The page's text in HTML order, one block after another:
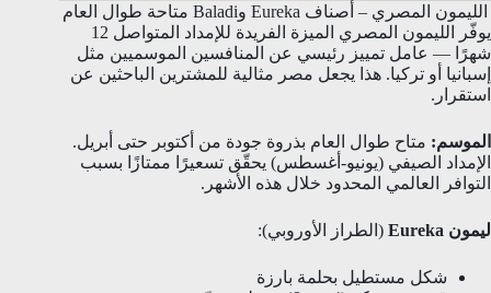
الليمون المصري – أصناف Eureka وBaladi متاحة طوال العام
يوفّر الليمون المصري الميزة الفريدة للإمداد المتواصل 12
شهرًا — عامل تمييز رئيسي عن المنافسين الموسميين مثل
إسبانيا أو تركيا. هذا يجعل مصر مثالية للمشترين الباحثين عن
استقرار.
الموسم: متاح طوال العام بذروة جودة من أكتوبر حتى أبريل.
الإمداد الصيفي (يونيو-أغسطس) يحقّق تسعيرًا ممتازًا بسبب
التوافر العالمي المحدود خلال هذه الأشهر.
ليمون Eureka (الطراز الأوروبي):
شكل مستطيل بحلمة بارزة